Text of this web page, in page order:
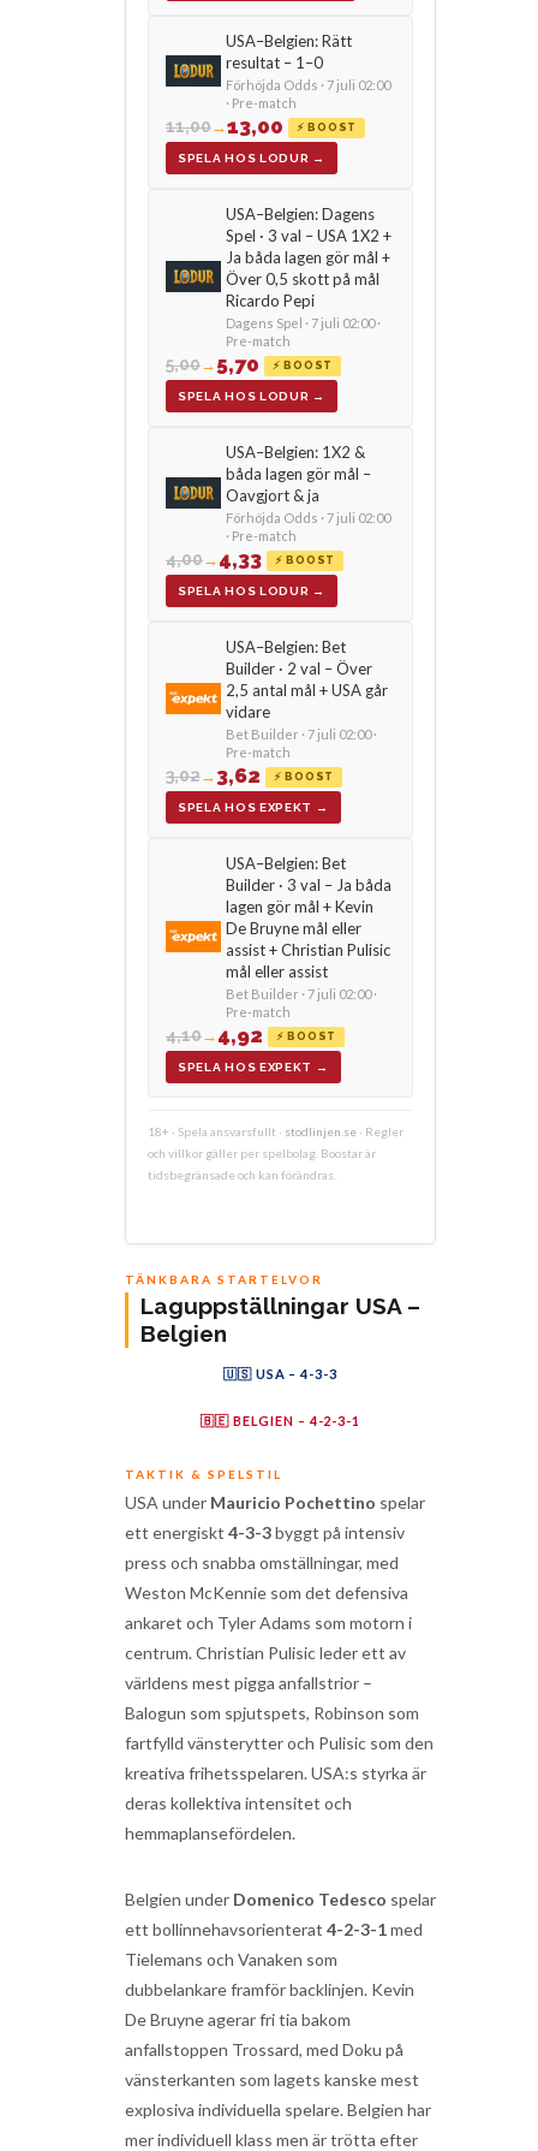
USA–Belgien: Rätt
resultat – 1–0
Förhöjda Odds · 7 juli 02:00
· Pre-match
11,00→13,00 ⚡ BOOST
SPELA HOS LODUR →
USA–Belgien: Dagens
Spel · 3 val – USA 1X2 +
Ja båda lagen gör mål +
Över 0,5 skott på mål
Ricardo Pepi
Dagens Spel · 7 juli 02:00 ·
Pre-match
5,00→5,70 ⚡ BOOST
SPELA HOS LODUR →
USA–Belgien: 1X2 &
båda lagen gör mål –
Oavgjort & ja
Förhöjda Odds · 7 juli 02:00
· Pre-match
4,00→4,33 ⚡ BOOST
SPELA HOS LODUR →
USA–Belgien: Bet
Builder · 2 val – Över
2,5 antal mål + USA går
vidare
Bet Builder · 7 juli 02:00 ·
Pre-match
3,02→3,62 ⚡ BOOST
SPELA HOS EXPEKT →
USA–Belgien: Bet
Builder · 3 val – Ja båda
lagen gör mål + Kevin
De Bruyne mål eller
assist + Christian Pulisic
mål eller assist
Bet Builder · 7 juli 02:00 ·
Pre-match
4,10→4,92 ⚡ BOOST
SPELA HOS EXPEKT →
18+ · Spela ansvarsfullt · stodlinjen.se · Regler
och villkor gäller per spelbolag. Boostar är
tidsbegränsade och kan förändras.
TÄNKBARA STARTELVOR
Laguppställningar USA –
Belgien
🇺🇸 USA – 4-3-3
🇧🇪 BELGIEN – 4-2-3-1
TAKTIK & SPELSTIL
USA under Mauricio Pochettino spelar
ett energiskt 4-3-3byggt på intensiv
press och snabba omställningar, med
Weston McKennie som det defensiva
ankaret och Tyler Adams som motorn i
centrum. Christian Pulisic leder ett av
världens mest pigga anfallstrior –
Balogun som spjutspets, Robinson som
fartfylld vänsterytter och Pulisic som den
kreativa frihetsspelaren. USA:s styrka är
deras kollektiva intensitet och
hemmaplansefördelen.
Belgien under Domenico Tedesco spelar
ett bollinnehavsorienterat 4-2-3-1med
Tielemans och Vanaken som
dubbelankare framför backlinjen. Kevin
De Bruyne agerar fri tia bakom
anfallstoppen Trossard, med Doku på
vänsterkanten som lagets kanske mest
explosiva individuella spelare. Belgien har
mer individuell klass men är trötta efter